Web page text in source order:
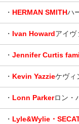
・ HERMAN SMITHハ
・ Ivan Howardアイヴ
・ Jennifer Curtis
・ Kevin Yazzieケヴィ
・ Lonn Parkerロン・
・ Lyle&Wylie・